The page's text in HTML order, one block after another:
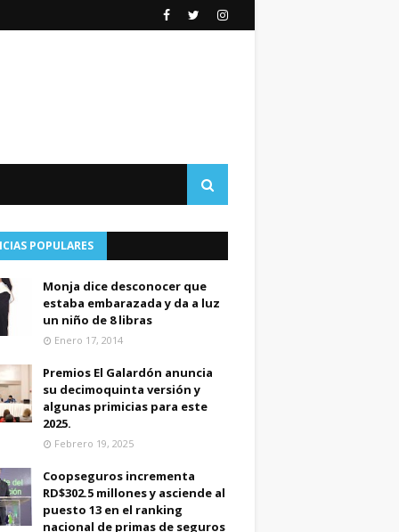
POPULARES
Monja dice desconocer que
estaba embarazada y da a luz
un niño de 8 libras
Enero 17, 2014
Premios El Galardón anuncia
su decimoquinta versión y
algunas primicias para este
2025.
Febrero 19, 2025
Coopseguros incrementa
RD$302.5 millones y asciende al
puesto 13 en el ranking
nacional de primas de seguros